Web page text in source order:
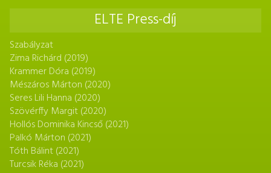
ELTE Press-díj
Szabályzat
Zima Richárd (2019)
Krammer Dóra (2019)
Mészáros Márton (2020)
Seres Lili Hanna (2020)
Szövérffy Margit (2020)
Hollós Dominika Kincső (2021)
Palkó Márton (2021)
Tóth Bálint (2021)
Turcsik Réka (2021)